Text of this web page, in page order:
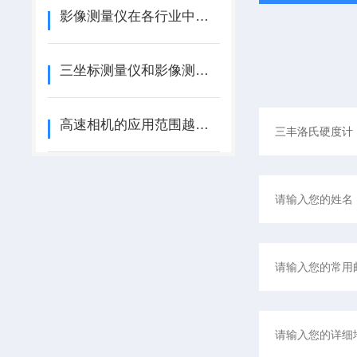
影像测量仪在各行业中的应用
三坐标测量仪和影像测量仪有什么区别
高速相机的应用范围越来越广泛